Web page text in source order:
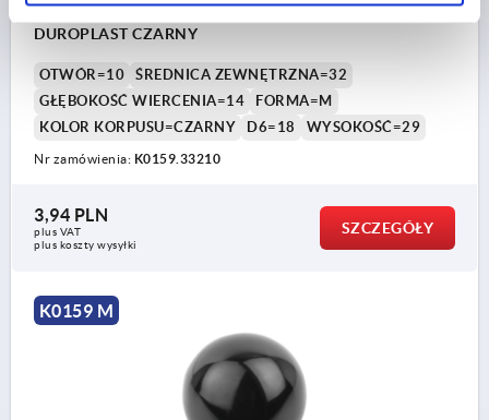
DIN319, D1=32, D=10, FORMA:M OTWÓR STOŻKOWY,
DUROPLAST CZARNY
OTWÓR=10
ŚREDNICA ZEWNĘTRZNA=32
GŁĘBOKOŚĆ WIERCENIA=14
FORMA=M
KOLOR KORPUSU=CZARNY
D6=18 WYSOKOŚĆ=29
Nr zamówienia: K0159.33210
3,94 PLN
plus VAT
plus koszty wysyłki
SZCZEGÓŁY
K0159 M